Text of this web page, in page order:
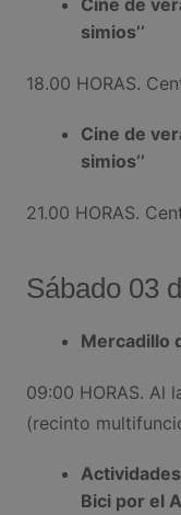
simios’’
18.00 HORAS.
Cine de
simios’’
21.00 HORAS.
Sábado 03
Mercadillo
09:00 HORAS. Al
(recinto
Bici por el